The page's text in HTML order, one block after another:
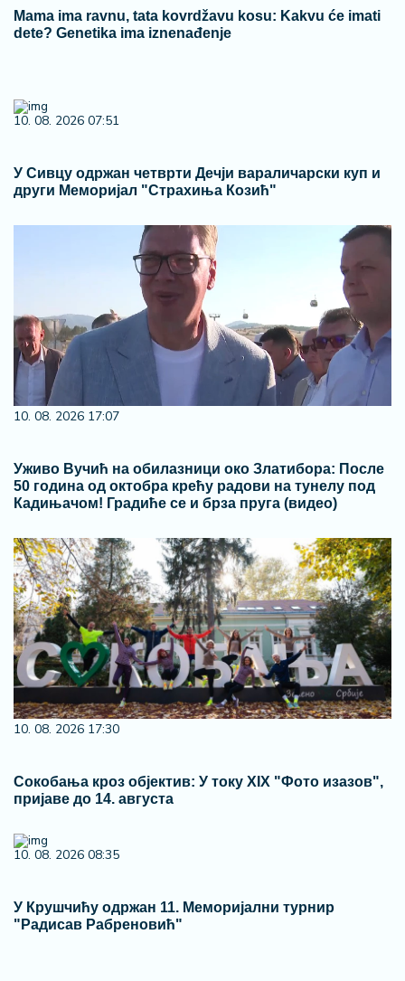
Mama ima ravnu, tata kovrdžavu kosu: Kakvu će imati
dete? Genetika ima iznenađenje
10. 08. 2026 07:51
У Сивцу одржан четврти Дечји вараличарски куп и
други Меморијал "Страхиња Козић"
10. 08. 2026 17:07
Уживо Вучић на обилазници око Златибора: После
50 година од октобра крећу радови на тунелу под
Кадињачом! Градиће се и брза пруга (видео)
10. 08. 2026 17:30
Сокобања кроз објектив: У току XIX "Фото изазов",
пријаве до 14. августа
10. 08. 2026 08:35
У Крушчићу одржан 11. Меморијални турнир
"Радисав Рабреновић"